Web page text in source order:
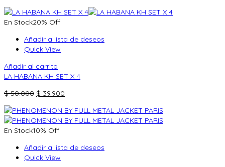
original
era:
$ 170.000.
actual
$ 149.900.
En Stock20% Off
Añadir a lista de deseos
Quick View
Añadir al carrito
LA HABANA KH SET X 4
$50.000 El
original
era:
$ 50.000.
$ 39.900
actual
es:
En Stock10% Off
Añadir a lista de deseos
Quick View